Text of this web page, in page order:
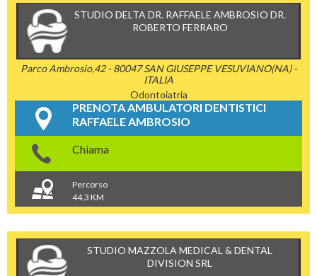
STUDIO DELTA DR. RAFFAELE AMBROSIO DR.
ROBERTO FERRARO
Parco Ambrosio,42 - 80047 SAN GIUSEPPE VESUVIANO(NA) -
ITALIA
Odontoiatria
PRENOTA AMBULATORI DENTISTICI
RAFFAELE AMBROSIO
Chiama
Percorso
44,3 KM
STUDIO MAZZOLA MEDICAL & DENTAL
DIVISION SRL